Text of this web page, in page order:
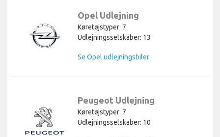
Opel Udlejning
Køretøjstyper: 7
Udlejningsselskaber: 13
Se Opel udlejningsbiler
Peugeot Udlejning
Køretøjstyper: 7
Udlejningsselskaber: 10